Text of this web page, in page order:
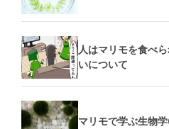
人はマリモを食べ
いについて
マリモで学ぶ生物